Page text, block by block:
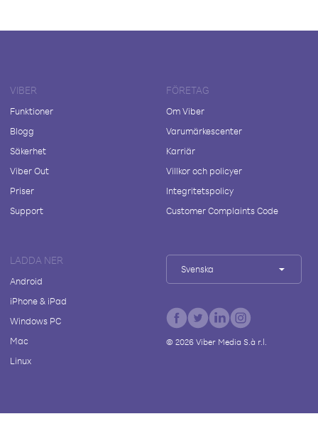
VIBER
Funktioner
Blogg
Säkerhet
Viber Out
Priser
Support
FÖRETAG
Om Viber
Varumärkescenter
Karriär
Villkor och policyer
Integritetspolicy
Customer Complaints Code
LADDA NER
Android
iPhone & iPad
Windows PC
Mac
Linux
Svenska
© 2026Viber Media S.à r.l.